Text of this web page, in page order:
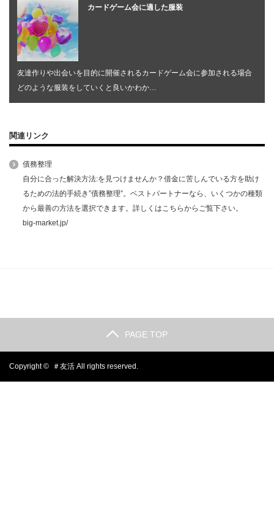
カードゲーム会に適した服装
友達作りや出会いを目的に開催されるカードゲーム会に参加される場合
どのような服装をしていくと良いかわか…
関連リンク
債務整理
自分に合った解決方法:を見つけませんか？借金に苦しんでいる方を助け
るための法的手続き”債務整理”。ベストパートナーなら、いくつかの種類
から最善の方法を選択できます。詳しくはこちらからご覧下さい。
big-market.jp/
PAGE TOP
Copyright © ＃友活 All rights reserved.